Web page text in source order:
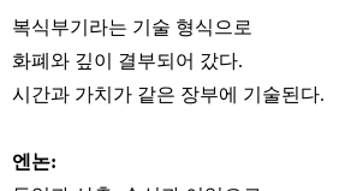
복식부기라는 기술 형식으로
화폐와 깊이 결부되어 갔다.
시간과 가치가 같은 장부에 기술된다.
엔논: